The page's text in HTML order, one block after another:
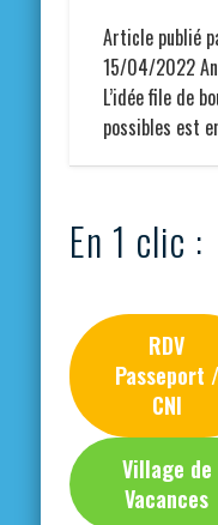
Article publié
15/04/2022
L’idée file de
possibles est
En 1 clic :
RDV
Passeport /
CNI
Village de
Vacances